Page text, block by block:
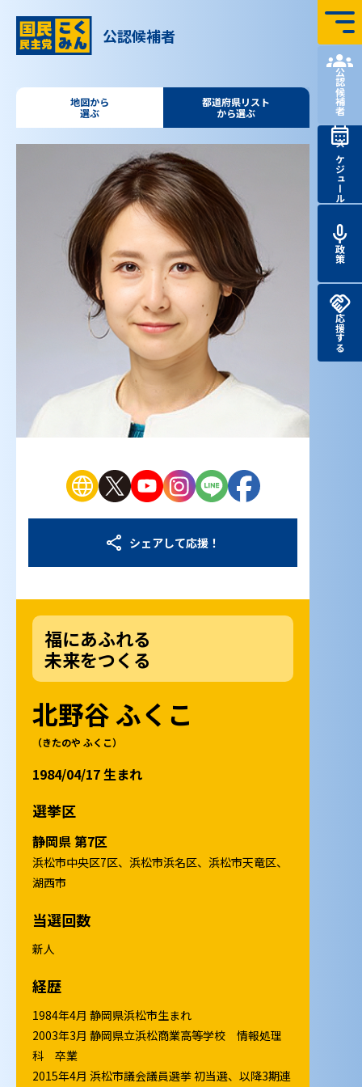
国民民主党 第51回
衆議院議員総選挙 特設サイト
公認候補者
スケジュール
政策
応援する
公認候補者
地図から
選ぶ
都道府県リスト
から選ぶ
シェアして応援！
福にあふれる
未来をつくる
北野谷 ふくこ
（きたのや ふくこ）
1984/04/17 生まれ
選挙区
静岡県 第7区
浜松市中央区7区、浜松市浜名区、浜松市天竜区、
湖西市
当選回数
新人
経歴
1984年4月 静岡県浜松市生まれ
2003年3月 静岡県立浜松商業高等学校 情報処理
科 卒業
2015年4月 浜松市議会議員選挙 初当選、以降3期連